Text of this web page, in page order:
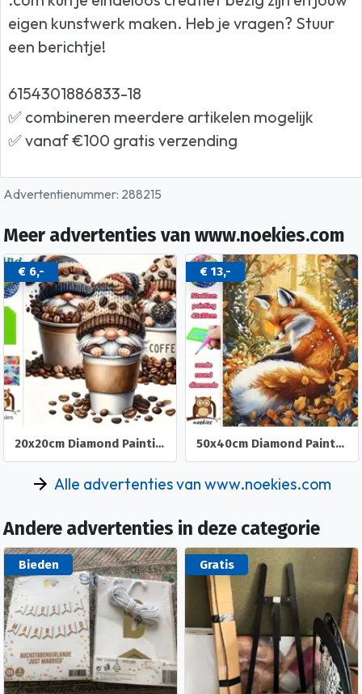
eigen kunstwerk maken. Heb je vragen? Stuur
een berichtje!
6154301886833-18
✅ combineren meerdere artikelen mogelijk
✅ vanaf €100 gratis verzending
Advertentienummer: 288215
Meer advertenties van www.noekies.com
€ 6,-
20x20cm Diamond Painting koffie kabouters (rond) nr 516
€ 13,-
50x40cm Diamond Painting Vos in het bos (rond) nr 84
Alle advertenties van www.noekies.com
Andere advertenties in deze categorie
Bieden Gratis